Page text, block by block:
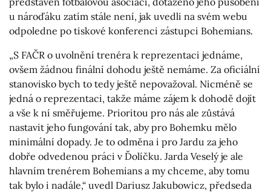
u nároďáku zatím stále není, jak uvedli na svém webu
odpoledne po tiskové konferenci zástupci Bohemians.
„S FAČR o uvolnění trenéra k reprezentaci jednáme,
ovšem žádnou finální dohodu ještě nemáme. Za oficiální
stanovisko bych to tedy ještě nepovažoval. Nicméně se
jedná o reprezentaci, takže máme zájem k dohodě dojít
a vše k ní směřujeme. Prioritou pro nás ale zůstává
nastavit jeho fungování tak, aby pro Bohemku mělo
minimální dopady. Je to odměna i pro Jardu za jeho
dobře odvedenou práci v Ďolíčku. Jarda Veselý je ale
hlavním trenérem Bohemians a my chceme, aby tomu
tak bylo i nadále,“ uvedl Dariusz Jakubowicz, předseda